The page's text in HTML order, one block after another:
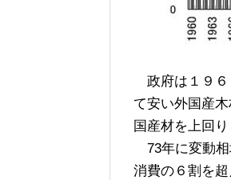
政府は１９６
て安い外国産
国産材を上回り
73年に変動相
消費の６割を